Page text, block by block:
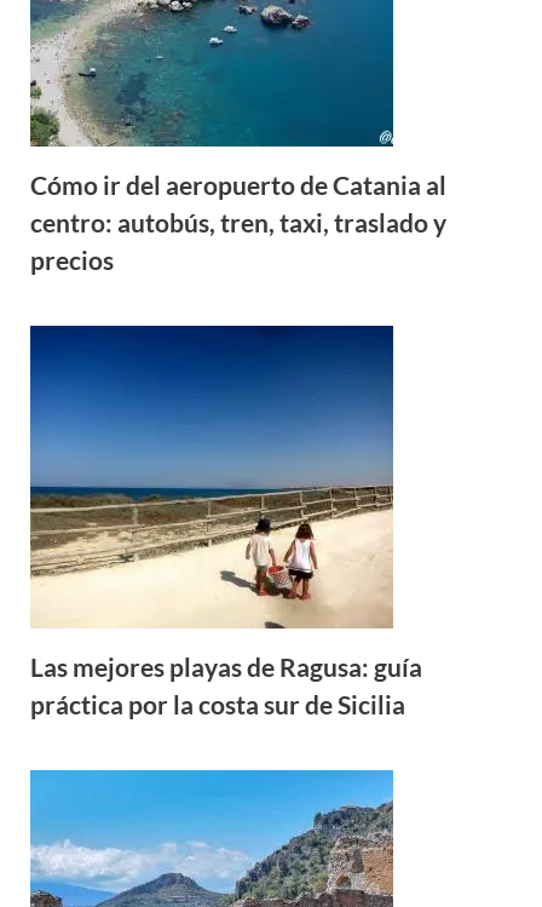
Cómo ir del aeropuerto de Catania al
centro: autobús, tren, taxi, traslado y
precios
Las mejores playas de Ragusa: guía
práctica por la costa sur de Sicilia